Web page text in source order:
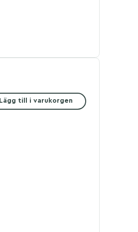
Lägg till i varukorgen